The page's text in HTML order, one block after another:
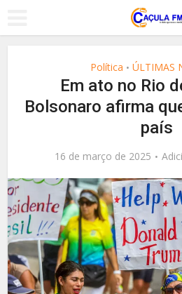
Política • ÚLTIMAS
Em ato no Rio
Bolsonaro afirma
país
16 de março de 2025